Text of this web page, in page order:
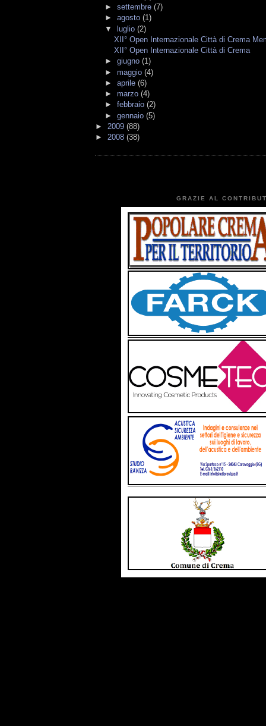
► settembre (7)
► agosto (1)
▼ luglio (2)
XII° Open Internazionale Città di Crema
XII° Open Internazionale Città di Crema
► giugno (1)
► maggio (4)
► aprile (6)
► marzo (4)
► febbraio (2)
► gennaio (5)
► 2009 (88)
► 2008 (38)
GRAZIE AL